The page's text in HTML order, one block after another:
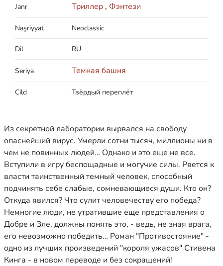
Janr Триллер , Фэнтези
Nəşriyyat Neoclassic
Dil RU
Seriya Темная башня
Cild Твёрдый переплёт
Из секретной лаборатории вырвался на свободу
опаснейший вирус. Умерли сотни тысяч, миллионы ни в
чем не повинных людей… Однако и это еще не все.
Вступили в игру беспощадные и могучие силы. Рвется к
власти таинственный темный человек, способный
подчинять себе слабые, сомневающиеся души. Кто он?
Откуда явился? Что сулит человечеству его победа?
Немногие люди, не утратившие еще представления о
Добре и Зле, должны понять это, - ведь, не зная врага,
его невозможно победить… Роман "Противостояние" -
одно из лучших произведений "короля ужасов" Стивена
Кинга - в новом переводе и без сокращений!